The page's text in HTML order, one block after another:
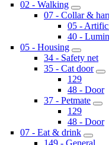
02 - Walking
07 - Collar &
05 -
40 -
05 - Housing
34 - Safety net
35 - Cat door
129
48 - Door
37 - Petmate
129
48 - Door
07 - Eat & drink
149 - General